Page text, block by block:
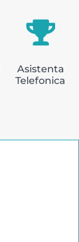
Asistenta
Telefonica